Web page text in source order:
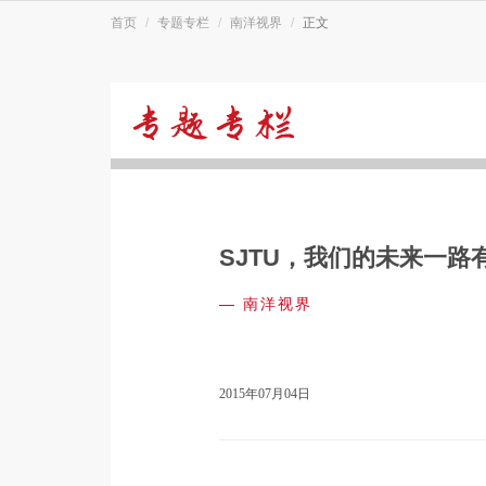
首页 专题专栏 南洋视界 正文
视
SJTU，我们的未来一路
— 南洋视界
2015年07月04日